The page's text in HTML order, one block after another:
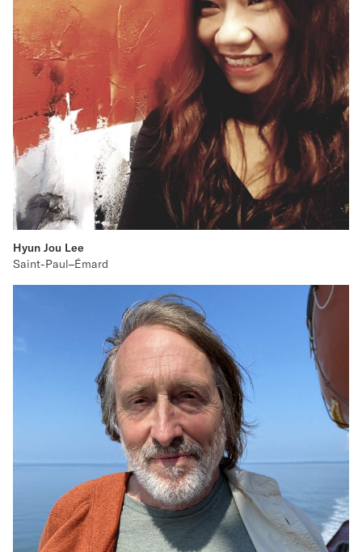
Hyun Jou Lee
Saint-Paul–Émard